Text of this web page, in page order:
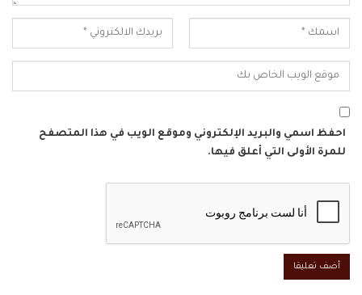
احفظ اسمي والبريد الإلكتروني وموقع الويب في هذا المتصفح
للمرة الأولى التي أعلق فيها.